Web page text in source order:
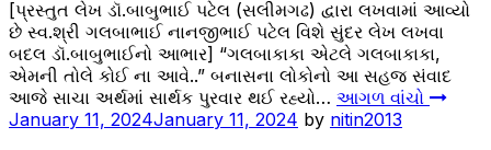
[પ્રસ્તુત લેખ ડૉ.બાબુભાઈ પટેલ (સલીમગઢ) દ્વારા લખવામાં આવ્યો
છે સ્વ.શ્રી ગલબાભાઈ નાનજીભાઈ પટેલ વિશે સુંદર લેખ લખવા
બદલ ડૉ.બાબુભાઈનો આભાર] “ગલબાકાકા એટલે ગલબાકાકા,
એમની તોલે કોઈ ના આવે..” બનાસના લોકોનો આ સહજ સંવાદ
આજે સાચા અર્થમાં સાર્થક પુરવાર થઈ રહ્યો… આગળ વાંચો
January 11, 2024January 11, 2024 by nitin2013